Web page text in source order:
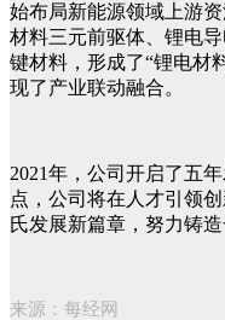
始布局新能源领域上游
材料三元前驱体、锂电
键材料，形成了“锂电材
现了产业联动融合。
2021年，公司开启了五
点，公司将在人才引领
氏发展新篇章，努力铸造
来源：每经网